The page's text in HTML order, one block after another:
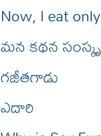
Now, I eat
మన కథన
గజీతగాడు
ఎదారి